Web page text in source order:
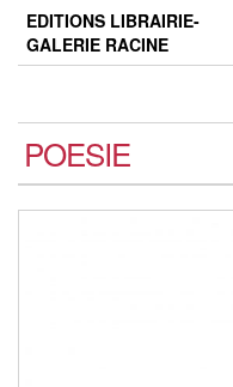
Skip
the
EDITIONS LIBRAIRIE-
GALERIE RACINE
POESIE